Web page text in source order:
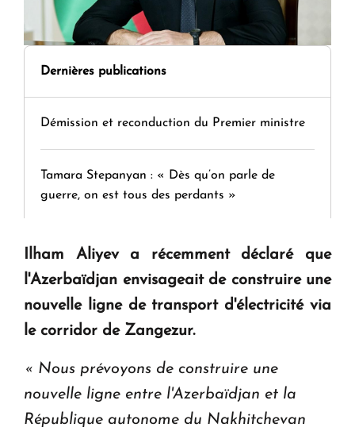
Dernières publications
Démission et reconduction du Premier ministre
Tamara Stepanyan : « Dès qu’on parle de
guerre, on est tous des perdants »
" Tant qu'il n'existe pas d'alternative concrète, la
KASA : 30 ans d'audace, de résilience et d'avenir
en Arménie
Le premier hôtel Hyatt Regency d'Arménie
ouvrira ses portes à Dilijan
Ilham Aliyev a récemment déclaré que
l'Azerbaïdjan envisageait de construire une
nouvelle ligne de transport d'électricité via
le corridor de Zangezur.
« Nous prévoyons de construire une
nouvelle ligne entre l'Azerbaïdjan et la
République autonome du Nakhitchevan